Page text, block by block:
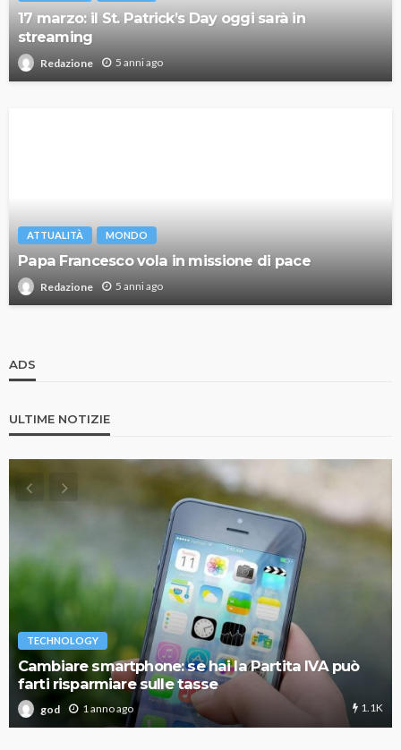
17 marzo: il St. Patrick’s Day oggi sarà in
streaming
Redazione 5 anni ago
ATTUALITÀ MONDO
Papa Francesco vola in missione di pace
Redazione 5 anni ago
ADS
ULTIME NOTIZIE
TECHNOLOGY
Cambiare smartphone: se hai la Partita IVA può
farti risparmiare sulle tasse
god 1 anno ago 1.1K